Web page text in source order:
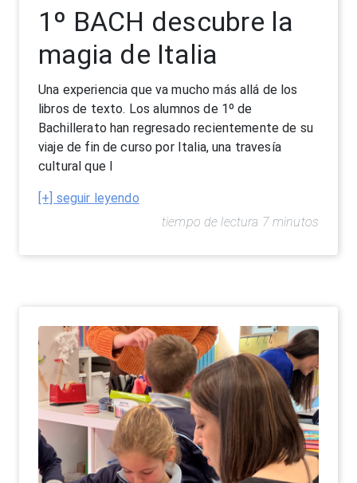
1º BACH descubre la
magia de Italia
Una experiencia que va mucho más allá de los
libros de texto. Los alumnos de 1º de
Bachillerato han regresado recientemente de su
viaje de fin de curso por Italia, una travesía
cultural que l
[+] seguir leyendo
tiempo de lectura 7 minutos